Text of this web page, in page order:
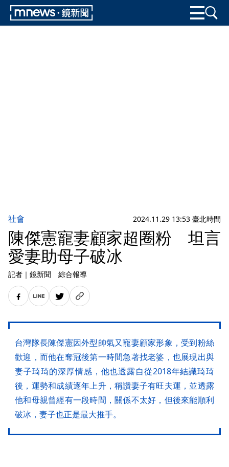
社會 2024.11.29 13:53 臺北時間
陳傑憲寵妻顧家超圈粉 坦言
愛妻助母子破冰
記者 ｜ 鏡新聞 綜合報導
台灣隊長陳傑憲因外型帥氣又寵妻顧家形象，受到粉絲
歡迎，而他在奪冠後第一時間急著找老婆，也展現出與
妻子琦琦的深厚情感，他也透露自從2018年結識琦琦
後，運勢和成績逐年上升，稱讚妻子有旺夫運，並透露
他和母親曾經有一段時間，關係不太好，但後來能順利
破冰，妻子也正是最大推手。